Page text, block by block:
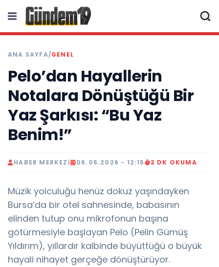
ANA SAYFA/GENEL
Pelo’dan Hayallerin
Notalara Dönüştüğü Bir
Yaz Şarkısı: “Bu Yaz
Benim!”
HABER MERKEZI 06.05.2026 - 12:15 2 DK OKUMA
Müzik yolculuğu henüz dokuz yaşındayken
Bursa’da bir otel sahnesinde, babasının
elinden tutup onu mikrofonun başına
götürmesiyle başlayan Pelo (Pelin Gümüş
Yıldırım), yıllardır kalbinde büyüttüğü o büyük
hayali nihayet gerçeğe dönüştürüyor.